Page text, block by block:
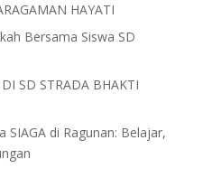
HAYATI
Bersama Siswa SD
SD STRADA BHAKTI
SIAGA di Ragunan: Belajar,